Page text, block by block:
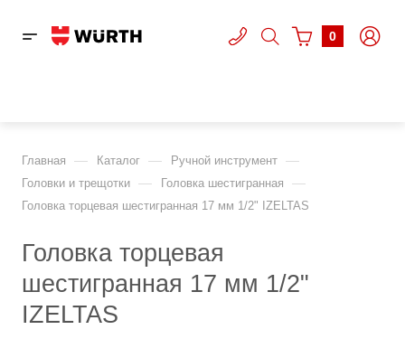
0
Главная — Каталог — Ручной инструмент —
Головки и трещотки — Головка шестигранная —
Головка торцевая шестигранная 17 мм 1/2" IZELTAS
Головка торцевая
шестигранная 17 мм 1/2"
IZELTAS